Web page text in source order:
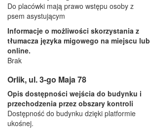
Do placówki mają prawo wstępu osoby z
psem asystującym
Informacje o możliwości skorzystania z
tłumacza języka migowego na miejscu lub
online.
Brak
Orlik, ul. 3-go Maja 78
Opis dostępności wejścia do budynku i
przechodzenia przez obszary kontroli
Dostępność do budynku dzięki platformie
ukośnej.